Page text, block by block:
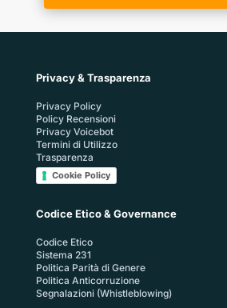
Privacy & Trasparenza
Privacy Policy
Policy Recensioni
Privacy Voicebot
Termini di Utilizzo
Trasparenza
Cookie Policy
Codice Etico & Governance
Codice Etico
Sistema 231
Politica Parità di Genere
Politica Anticorruzione
Segnalazioni (Whistleblowing)